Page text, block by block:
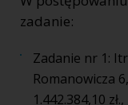
zadanie:
Zadanie nr 1:
Romanowicza
1.442.384,10 zł.,